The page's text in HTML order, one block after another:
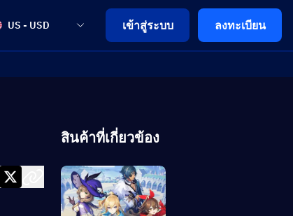
US - USD เข้าสู่ระบบ ลงทะเบียน
สินค้าที่เกี่ยวข้อง